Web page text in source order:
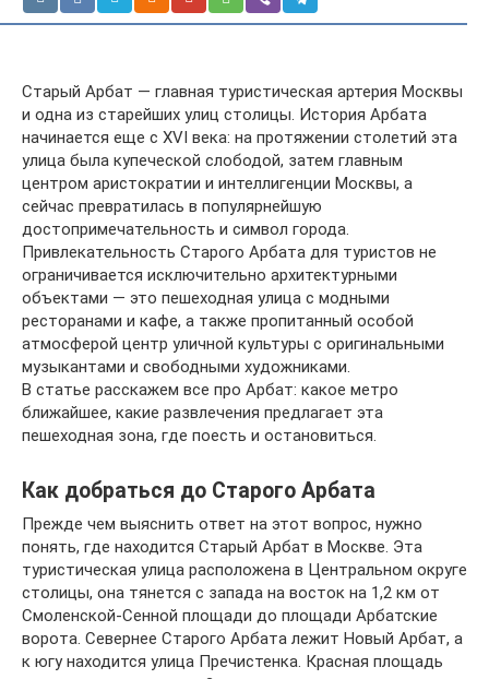
Старый Арбат — главная туристическая артерия Москвы
и одна из старейших улиц столицы. История Арбата
начинается еще с XVI века: на протяжении столетий эта
улица была купеческой слободой, затем главным
центром аристократии и интеллигенции Москвы, а
сейчас превратилась в популярнейшую
достопримечательность и символ города.
Привлекательность Старого Арбата для туристов не
ограничивается исключительно архитектурными
объектами — это пешеходная улица с модными
ресторанами и кафе, а также пропитанный особой
атмосферой центр уличной культуры с оригинальными
музыкантами и свободными художниками.
В статье расскажем все про Арбат: какое метро
ближайшее, какие развлечения предлагает эта
пешеходная зона, где поесть и остановиться.
Как добраться до Старого Арбата
Прежде чем выяснить ответ на этот вопрос, нужно
понять, где находится Старый Арбат в Москве. Эта
туристическая улица расположена в Центральном округе
столицы, она тянется с запада на восток на 1,2 км от
Смоленской-Сенной площади до площади Арбатские
ворота. Севернее Старого Арбата лежит Новый Арбат, а
к югу находится улица Пречистенка. Красная площадь